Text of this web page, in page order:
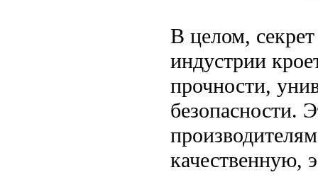
В целом,
индустрии
прочности,
безопасности.
качественную,